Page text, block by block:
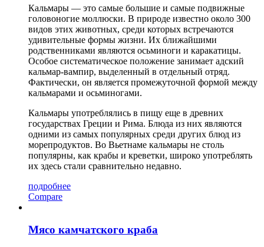
Кальмары — это самые большие и самые подвижные
головоногие моллюски. В природе известно около 300
видов этих животных, среди которых встречаются
удивительные формы жизни. Их ближайшими
родственниками являются осьминоги и каракатицы.
Особое систематическое положение занимает адский
кальмар-вампир, выделенный в отдельный отряд.
Фактически, он является промежуточной формой между
кальмарами и осьминогами.
Кальмары употреблялись в пищу еще в древних
государствах Греции и Рима. Блюда из них являются
одними из самых популярных среди других блюд из
морепродуктов. Во Вьетнаме кальмары не столь
популярны, как крабы и креветки, широко употреблять
их здесь стали сравнительно недавно.
подробнее
Compare
Мясо камчатского краба